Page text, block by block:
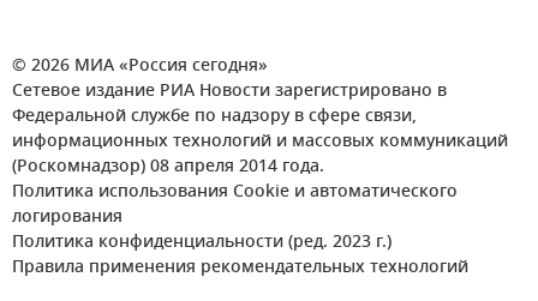
© 2026 МИА «Россия сегодня»
Сетевое издание РИА Новости зарегистрировано в
Федеральной службе по надзору в сфере связи,
информационных технологий и массовых коммуникаций
(Роскомнадзор) 08 апреля 2014 года.
Политика использования Cookie и автоматического
логирования
Политика конфиденциальности (ред. 2023 г.)
Правила применения рекомендательных технологий